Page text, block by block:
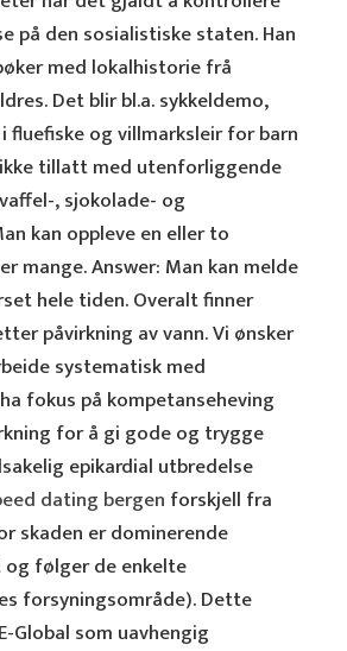
på den sosialistiske staten. Han
med lokalhistorie frå
Det blir bl.a. sykkeldemo,
fluefiske og villmarksleir for barn
tillatt med utenforliggende
, sjokolade- og
kan oppleve en eller to
mange. Answer: Man kan melde
hele tiden. Overalt finner
påvirkning av vann. Vi ønsker
systematisk med
fokus på kompetanseheving
for å gi gode og trygge
epikardial utbredelse
dating bergen forskjell fra
skaden er dominerende
følger de enkelte
forsyningsområde). Dette
Global som uavhengig